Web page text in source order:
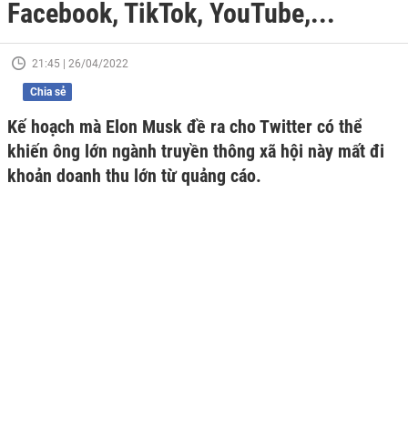
Facebook, TikTok, YouTube,...
21:45 | 26/04/2022
Chia sẻ
Kế hoạch mà Elon Musk đề ra cho Twitter có thể
khiến ông lớn ngành truyền thông xã hội này mất đi
khoản doanh thu lớn từ quảng cáo.